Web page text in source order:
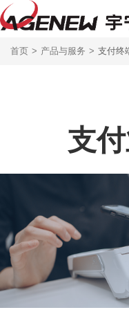
首页 > 产品与服务 > 支付终
支